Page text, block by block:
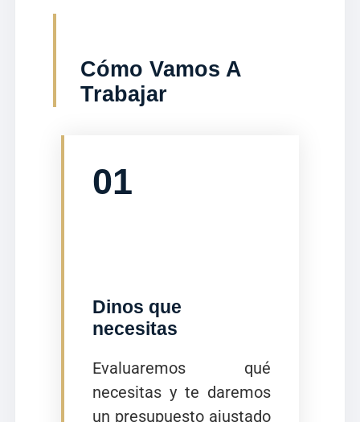
Cómo Vamos A
Trabajar
01
Dinos que
necesitas
Evaluaremos qué
necesitas y te daremos
un presupuesto ajustado